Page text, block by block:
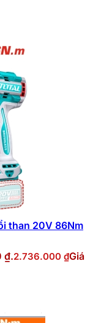
than 20V 86Nm
₫.2.736.000 ₫Giá